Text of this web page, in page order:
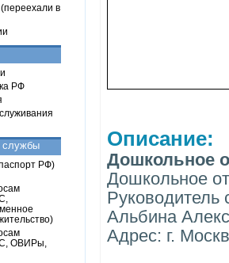
Описание:
Дошкольное
Дошкольное
Руководитель
Альбина
Адрес: г.
в
РФ
службы
РФ)
ОВИРы,